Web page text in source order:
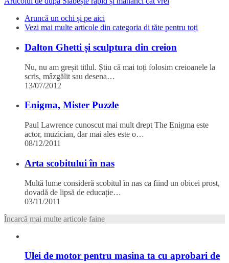
Aruncă un ochi și pe aici
Vezi mai multe articole din categoria di tăte pentru toți
Dalton Ghetti și sculptura din creion
Nu, nu am greșit titlul. Știu că mai toți folosim creioanele la
scris, mâzgălit sau desena…
13/07/2012
Enigma, Mister Puzzle
Paul Lawrence cunoscut mai mult drept The Enigma este
actor, muzician, dar mai ales este o…
08/12/2011
Arta scobitului în nas
Multă lume consideră scobitul în nas ca fiind un obicei prost,
dovadă de lipsă de educație…
03/11/2011
Încarcă mai multe articole faine
Ulei de motor pentru masina ta cu aprobari de